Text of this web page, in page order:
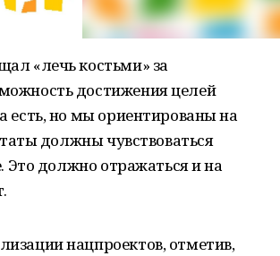
«лечь костьми» за
достижения целей
есть, но мы ориентированы на
должны чувствоваться
Это должно отражаться и на
нацпроектов, отметив,